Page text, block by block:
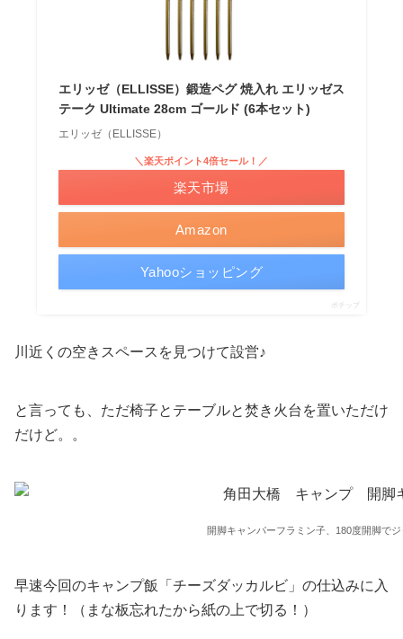
エリッゼ（ELLISSE）鍛造ペグ 焼入れ エリッゼス
テーク Ultimate 28cm ゴールド (6本セット)
エリッゼ（ELLISSE）
Amazon
＼楽天ポイント4倍セール！／
楽天市場
Yahooショッピング
ポチップ
川近くの空きスペースを見つけて設営♪
と言っても、ただ椅子とテーブルと焚き火台を置いただけ
だけど。。
開脚キャンパーフラミン子、180度開脚で
早速今回のキャンプ飯「チーズダッカルビ」の仕込みに入
ります！（まな板忘れたから紙の上で切る！）